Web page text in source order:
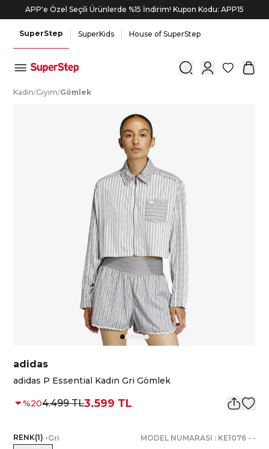
APP'e Özel Seçili Ürünlerde %15 İndirim! Kupon Kodu: APP15
SuperStep SuperKids House of SuperStep
0
Kadın/Giyim/Gömlek
adidas
adidas P Essential Kadın Gri Gömlek
%204.499 TL3.599 TL
RENK(1) •Gri MODEL NUMARASI : KE1076- -